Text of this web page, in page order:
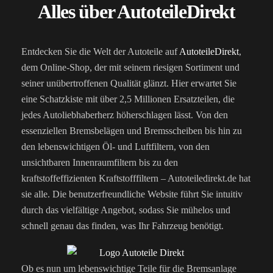
Alles über AutoteileDirekt
Entdecken Sie die Welt der Autoteile aufAutoteileDirekt,
dem Online-Shop, der mit seinem riesigen Sortiment und
seiner unübertroffenen Qualität glänzt. Hier erwartet Sie
eine Schatzkiste mit über 2,5 Millionen Ersatzteilen, die
jedes Autoliebhaberherz höherschlagen lässt. Von den
essenziellen Bremsbelägen und Bremsscheiben bis hin zu
den lebenswichtigen Öl- und Luftfiltern, von den
unsichtbaren Innenraumfiltern bis zu den
kraftstoffeffizienten Kraftstofffiltern – Autoteiledirekt.de hat
sie alle. Die benutzerfreundliche Website führt Sie intuitiv
durch das vielfältige Angebot, sodass Sie mühelos und
schnell genau das finden, was Ihr Fahrzeug benötigt.
Ob es nun um lebenswichtige Teile für die Bremsanlage